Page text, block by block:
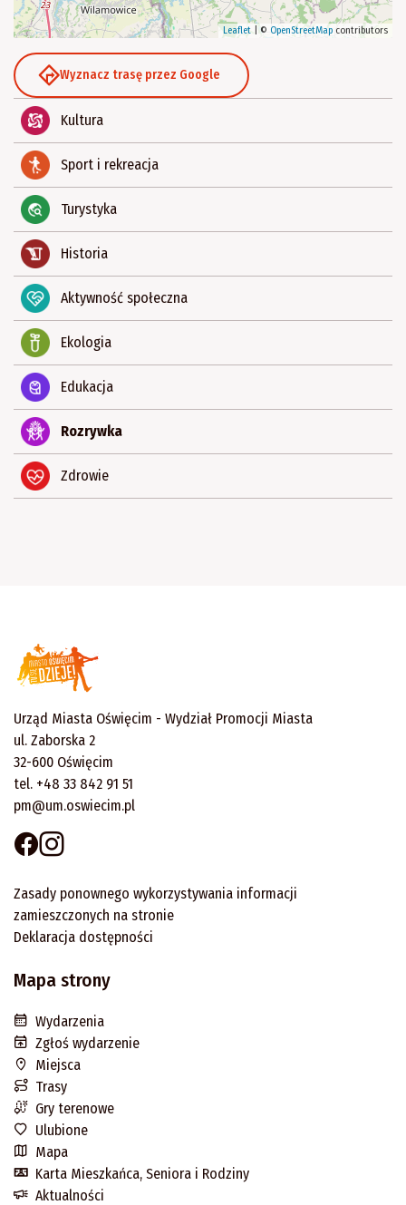
Leaflet © OpenStreetMap contributors
Wyznacz trasę przez Google
Kultura
Sport i rekreacja
Turystyka
Historia
Aktywność społeczna
Ekologia
Edukacja
Rozrywka
Zdrowie
Urząd Miasta Oświęcim - Wydział Promocji Miasta
ul. Zaborska 2
32-600 Oświęcim
tel. +48 33 842 91 51
pm@um.oswiecim.pl
Zasady ponownego wykorzystywania informacji
zamieszczonych na stronie
Deklaracja dostępności
Mapa strony
Wydarzenia
Zgłoś wydarzenie
Miejsca
Trasy
Gry terenowe
Ulubione
Mapa
Karta Mieszkańca, Seniora i Rodziny
Aktualności